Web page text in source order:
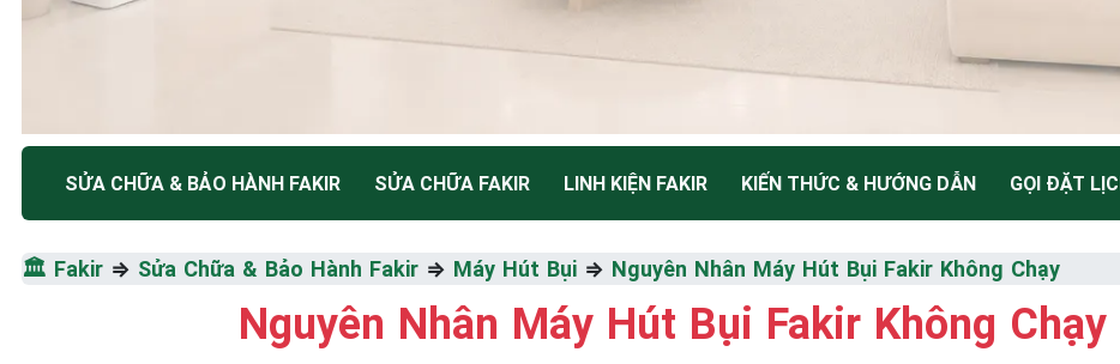
TRUNG TÂM BẢO HÀNH ĐIỆN MÁY HÀ NỘI
SỬA CHỮA & BẢO HÀNH
FAKIR
Tốc Độ Tối Đa • Chất Lượng Tối Ưu • Chi Phí Tối Thiểu
SỬA CHỮA & BẢO HÀNH FAKIR SỬA CHỮA FAKIR LINH KIỆN FAKIR KIẾN THỨC & HƯỚNG DẪN GỌI ĐẶT
🏛️ Fakir ⇒ Sửa Chữa & Bảo Hành Fakir ⇒ Máy Hút Bụi ⇒ Nguyên Nhân Máy Hút Bụi Fakir Không Chạy
Nguyên Nhân Máy Hút Bụi Fakir Không Chạy